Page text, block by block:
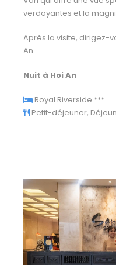
verdoyantes et la
Après la visite, dirigez-
An.
Nuit à Hoi An
Royal Riverside ***
Petit-déjeuner,